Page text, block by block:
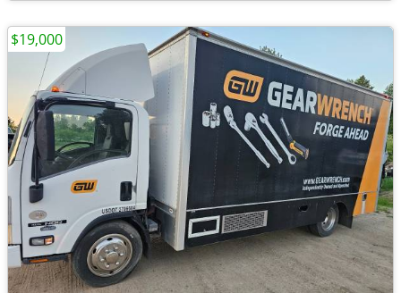
$19,000